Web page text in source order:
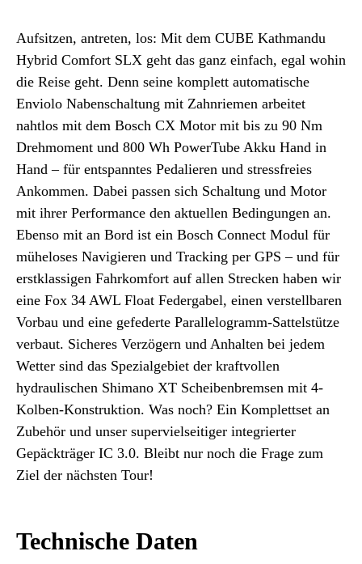
Aufsitzen, antreten, los: Mit dem CUBE Kathmandu
Hybrid Comfort SLX geht das ganz einfach, egal wohin
die Reise geht. Denn seine komplett automatische
Enviolo Nabenschaltung mit Zahnriemen arbeitet
nahtlos mit dem Bosch CX Motor mit bis zu 90 Nm
Drehmoment und 800 Wh PowerTube Akku Hand in
Hand – für entspanntes Pedalieren und stressfreies
Ankommen. Dabei passen sich Schaltung und Motor
mit ihrer Performance den aktuellen Bedingungen an.
Ebenso mit an Bord ist ein Bosch Connect Modul für
müheloses Navigieren und Tracking per GPS – und für
erstklassigen Fahrkomfort auf allen Strecken haben wir
eine Fox 34 AWL Float Federgabel, einen verstellbaren
Vorbau und eine gefederte Parallelogramm-Sattelstütze
verbaut. Sicheres Verzögern und Anhalten bei jedem
Wetter sind das Spezialgebiet der kraftvollen
hydraulischen Shimano XT Scheibenbremsen mit 4-
Kolben-Konstruktion. Was noch? Ein Komplettset an
Zubehör und unser supervielseitiger integrierter
Gepäckträger IC 3.0. Bleibt nur noch die Frage zum
Ziel der nächsten Tour!
Technische Daten